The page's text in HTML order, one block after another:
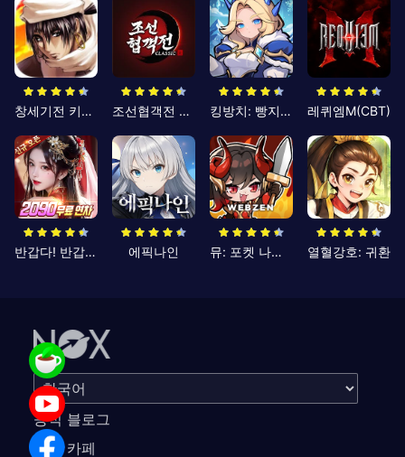
창세기전 키우기 조선협객전 클래식 킹방치: 빵지의 제왕 레퀴엠M(CBT)
반갑다! 반갑삼국지 에픽나인 뮤: 포켓 나이츠 열혈강호: 귀환
공식 블로그
공식 카페